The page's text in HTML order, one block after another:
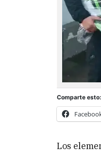
Comparte esto:
Los